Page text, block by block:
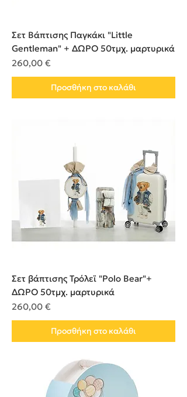
Σετ Βάπτισης Παγκάκι "Little
Gentleman" + ΔΩΡΟ 50τμχ. μαρτυρικά
Τιμή
260,00 €
Προσθήκη στο καλάθι
Σετ βάπτισης Τρόλεϊ "Polo Bear"+
ΔΩΡΟ 50τμχ. μαρτυρικά
Τιμή
260,00 €
Προσθήκη στο καλάθι